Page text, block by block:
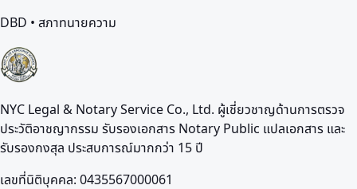
DBD • สภาทนายความ
NYC Legal & Notary Service Co., Ltd. ผู้เชี่ยวชาญด้านการตรวจ
ประวัติอาชญากรรม รับรองเอกสาร Notary Public แปลเอกสาร และ
รับรองกงสุล ประสบการณ์มากกว่า 15 ปี
เลขที่นิติบุคคล: 0435567000061